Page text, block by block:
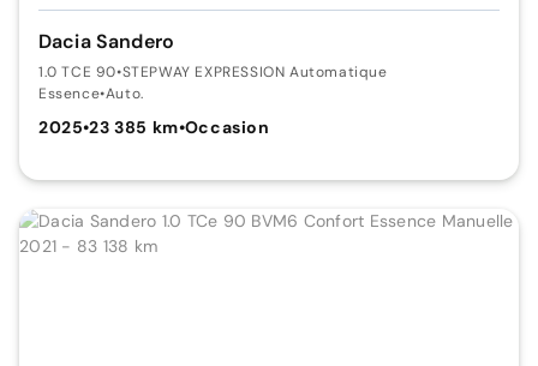
Dacia Sandero
1.0 TCE 90•STEPWAY EXPRESSION Automatique
Essence•Auto.
2025•23 385 km•Occasion